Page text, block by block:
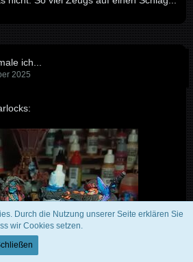
ich...
2025
Durch die Nutzung unserer Seite erklären Sie
wir Cookies setzen.